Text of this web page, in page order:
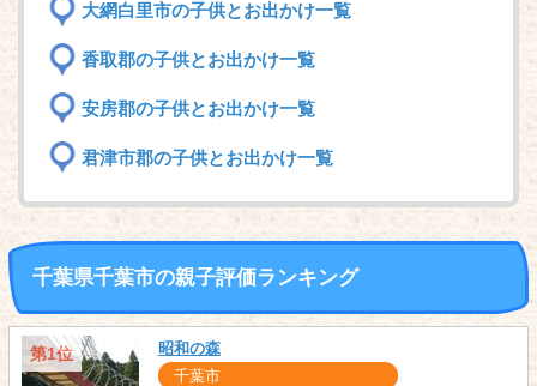
大網白里市の子供とお出かけ一覧
香取郡の子供とお出かけ一覧
安房郡の子供とお出かけ一覧
君津市郡の子供とお出かけ一覧
千葉県千葉市の親子評価ランキング
第1位 昭和の森
千葉市